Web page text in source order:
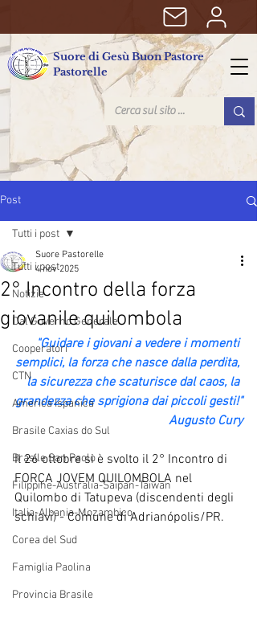
Suore di Gesù Buon Pastore
Pastorelle
Post
Tutti i post
Notizie
Dal Governo Generale
Cooperatori
CTN
America Ispanica
Brasile Caxias do Sul
Brasile San Paolo
Filippine-Australia-Saipan-Taiwan
Italia-Albania-Mozambico
Corea del Sud
Famiglia Paolina
Provincia Brasile
Tutti i post
2° Incontro della forza
giovanile quilombola
Suore Pastorelle
4 nov 2025
"Guidare i giovani a vedere i momenti
semplici, la forza che nasce dalla perdita,
la sicurezza che scaturisce dal caos, la
grandezza che sprigiona dai piccoli gesti!"
Augusto Cury
Il 26 ottobre si è svolto il 2° Incontro di
FORÇA JOVEM QUILOMBOLA nel
Quilombo di Tatupeva (discendenti degli
schiavi) - Comune di Adrianópolis/PR.